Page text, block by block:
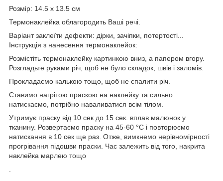
Розмір: 14.5 х 13.5 см
Термонаклейка облагородить Ваші речі.
Варіант заклеїти дефекти: дірки, зачіпки, потертості...
Інструкція з нанесення термонаклейок:
Розмістіть термонаклейку картинкою вниз, а папером вгору.
Розгладьте руками річ, щоб не було складок, швів і заломів.
Прокладаємо калькою тощо, щоб не спалити річ.
Ставимо нагрітою праскою на наклейку та сильно
натискаємо, потрібно наваливатися всім тілом.
Утримує праску від 10 сек до 15 сек. вплав малюнок у
тканину. Розвертаємо праску на 45-60 °C і повторюємо
натискання в 10 сек ще раз. Отже, вимкнемо нерівномірності
прогрівання підошви праски. Час залежить від того, накрита
наклейка марлею тощо